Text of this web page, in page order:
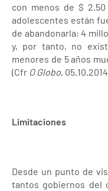
con menos de $
adolescentes están
de abandonarla; 4
y, por tanto, no
menores de 5 años
(Cfr O Globo,
Limitaciones
Desde un punto de
tantos gobiernos del